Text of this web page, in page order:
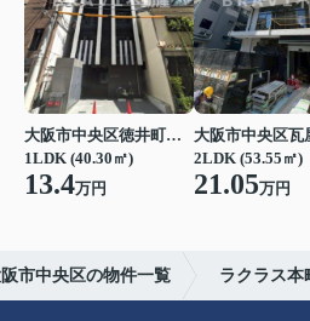
大阪市中央区徳井町２丁目
1LDK (40.30㎡)
13.4万円
2LDK (53.55㎡)
21.05万円
市中央区の物件一覧 ラクラス